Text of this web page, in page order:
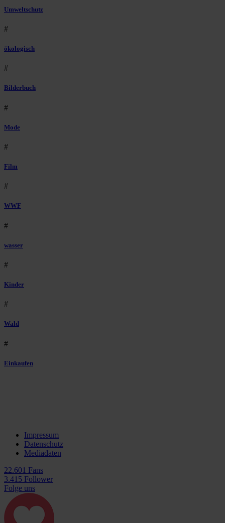
Umweltschutz
#
ökologisch
#
Bilderbuch
#
Mode
#
Film
#
WWF
#
wasser
#
Kinder
#
Wald
#
Einkaufen
Impressum
Datenschutz
Mediadaten
22.601 Fans
3.415 Follower
Folge uns